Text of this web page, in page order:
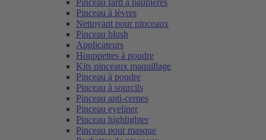
Pinceau fard à paupières
Pinceau à lèvres
Nettoyant pour pinceaux
Pinceau blush
Applicateurs
Houppettes à poudre
Kits pinceaux maquillage
Pinceau à poudre
Pinceau à sourcils
Pinceau anti-cernes
Pinceau eyeliner
Pinceau highlighter
Pinceau pour masque